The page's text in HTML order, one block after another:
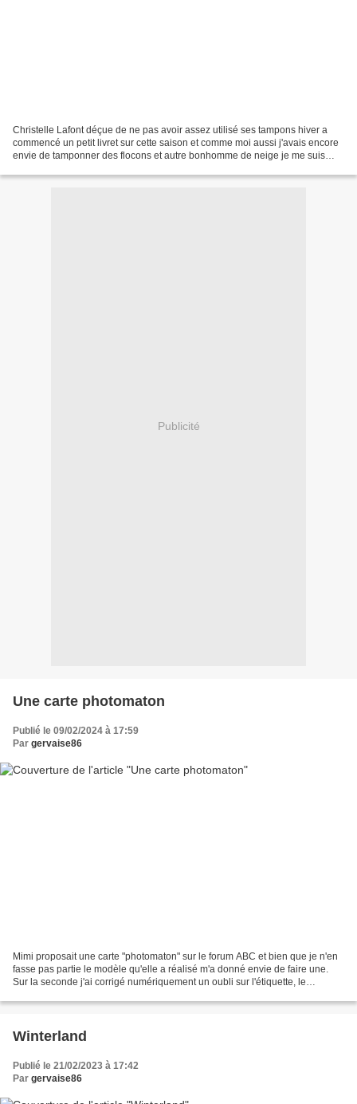
Christelle Lafont déçue de ne pas avoir assez utilisé ses tampons hiver a
commencé un petit livret sur cette saison et comme moi aussi j'avais encore
envie de tamponner des flocons et autre bonhomme de neige je me suis
Publicité
Une carte photomaton
Publié le 09/02/2024 à 17:59
Par gervaise86
Mimi proposait une carte "photomaton" sur le forum ABC et bien que je n'en
fasse pas partie le modèle qu'elle a réalisé m'a donné envie de faire une.
Sur la seconde j'ai corrigé numériquement un oubli sur l'étiquette, le
Winterland
Publié le 21/02/2023 à 17:42
Par gervaise86